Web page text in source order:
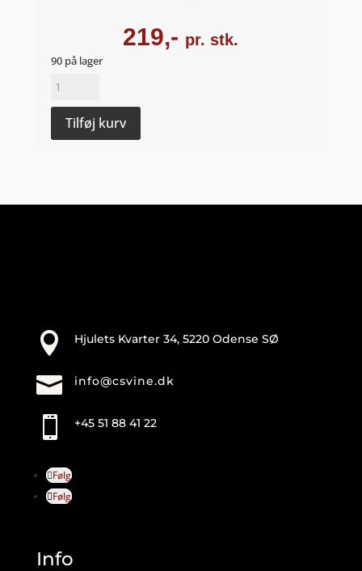
219,- pr. stk.
90 på lager
Terre
IGT,
Catarratto
Tilføj kurv
 Hjulets Kvarter 34, 5220 Odense SØ
 info@csvine.dk
 +45 51 88 41 22
Følg
Følg
Info